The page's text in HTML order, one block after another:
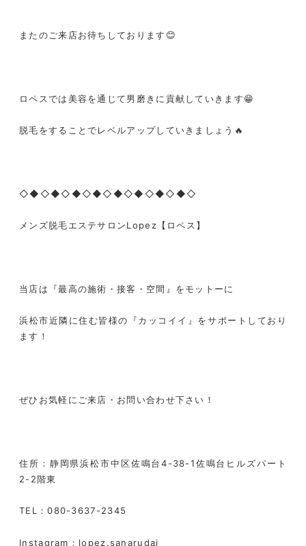
またのご来店お待ちしております 😊
ロペスでは美容を通じて男磨きに貢献していきます😁
脱毛をすることでレベルアップしていきましょう 🔥
◇◆◇◆◇◆◇◆◇◆◇◆◇◆◇◆◇
メンズ脱毛エステサロンLopez 【ロペス】
当店は『最高の施術・接客・空間』をモットーに
浜松市近隣に住む皆様の『カッコイイ』をサポートしており
ます！
ぜひお気軽にご来店・お問い合わせ下さい！
住所：静岡県浜松市中区佐鳴台4-38-1佐鳴台ヒルズパート
2-2階東
TEL ：080-3637-2345
Instagram ： lopez.sanarudai